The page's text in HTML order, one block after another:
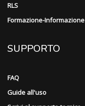
RLS
Formazione-Informazione
SUPPORTO
FAQ
Guide all'uso